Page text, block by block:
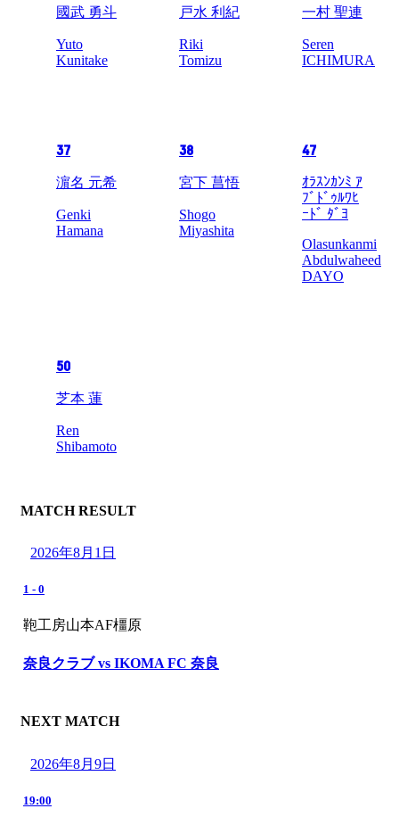
國武 勇斗
Yuto
Kunitake
戸水 利紀
Riki
Tomizu
一村 聖連
Seren
ICHIMURA
37
濵名 元希
Genki
Hamana
38
宮下 菖悟
Shogo
Miyashita
47
ｵﾗｽﾝｶﾝﾐ ｱ
ﾌﾞﾄﾞｩﾙﾜﾋ
ｰﾄﾞ ﾀﾞﾖ
Olasunkanmi
Abdulwaheed
DAYO
50
芝本 蓮
Ren
Shibamoto
MATCH RESULT
2026年8月1日
1 - 0
鞄工房山本AF橿原
奈良クラブ vs IKOMA FC 奈良
NEXT MATCH
2026年8月9日
19:00